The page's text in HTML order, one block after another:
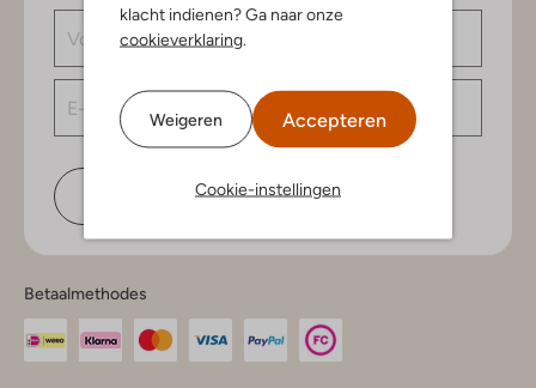
klacht indienen? Ga naar onze
cookieverklaring.
Weigeren Accepteren
Cookie-instellingen
Schrijf je in
Betaalmethodes